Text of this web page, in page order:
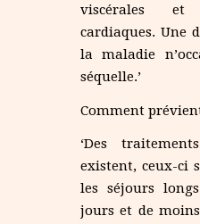
viscérales
cardiaques. Une
la maladie
séquelle.’
Comment
‘Des
existent, ceux-ci
les séjours
jours et de